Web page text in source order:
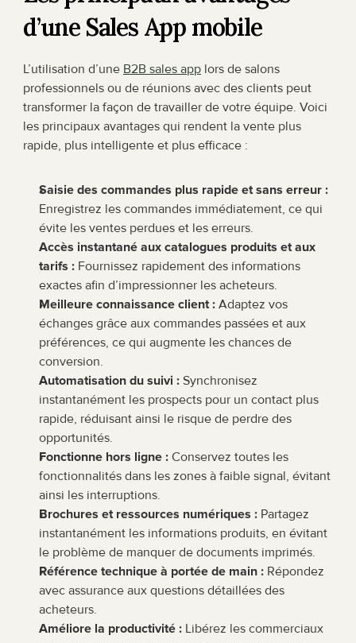
d’une Sales App mobile
L’utilisation d’une B2B sales app lors de salons
professionnels ou de réunions avec des clients peut
transformer la façon de travailler de votre équipe. Voici
les principaux avantages qui rendent la vente plus
rapide, plus intelligente et plus efficace :
Saisie des commandes plus rapide et sans erreur :
Enregistrez les commandes immédiatement, ce qui
évite les ventes perdues et les erreurs.
Accès instantané aux catalogues produits et aux
tarifs : Fournissez rapidement des informations
exactes afin d’impressionner les acheteurs.
Meilleure connaissance client : Adaptez vos
échanges grâce aux commandes passées et aux
préférences, ce qui augmente les chances de
conversion.
Automatisation du suivi : Synchronisez
instantanément les prospects pour un contact plus
rapide, réduisant ainsi le risque de perdre des
opportunités.
Fonctionne hors ligne : Conservez toutes les
fonctionnalités dans les zones à faible signal, évitant
ainsi les interruptions.
Brochures et ressources numériques : Partagez
instantanément les informations produits, en évitant
le problème de manquer de documents imprimés.
Référence technique à portée de main : Répondez
avec assurance aux questions détaillées des
acheteurs.
Améliore la productivité : Libérez les commerciaux